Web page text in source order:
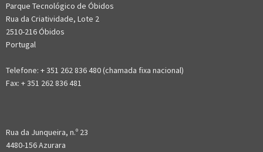
Parque Tecnológico de Óbidos
Rua da Criatividade, Lote 2
2510-216 Óbidos
Portugal
Telefone: + 351 262 836 480 (chamada fixa nacional)
Fax: + 351 262 836 481
Rua da Junqueira, n.º 23
4480-156 Azurara